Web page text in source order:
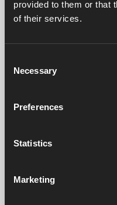
provided to them or that
of their services.
Selection
Necessary
Preferences
Statistics
Marketing
Frågor & svar
Service & support